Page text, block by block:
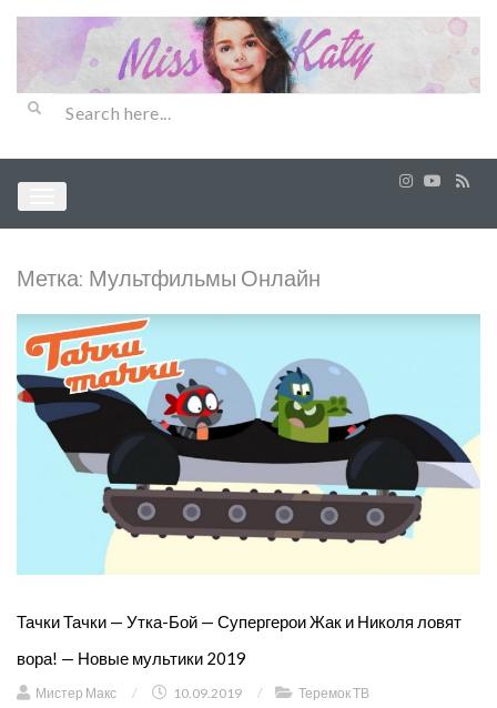
Метка: Мультфильмы Онлайн
Тачки Тачки — Утка-Бой — Супергерои Жак и Николя ловят
вора! — Новые мультики 2019
Мистер Макс / 10.09.2019 / Теремок ТВ